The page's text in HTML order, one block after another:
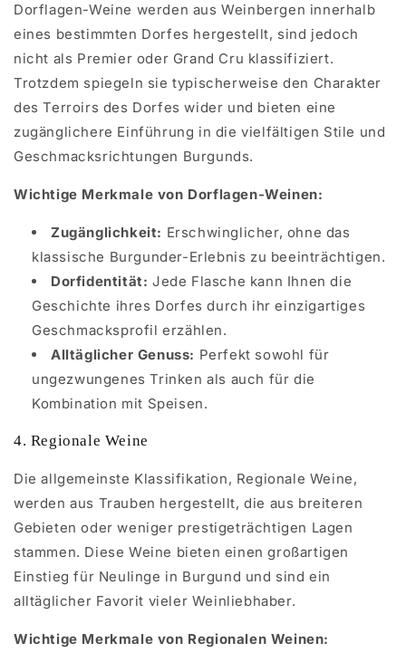
Dorflagen-Weine werden aus Weinbergen innerhalb
eines bestimmten Dorfes hergestellt, sind jedoch
nicht als Premier oder Grand Cru klassifiziert.
Trotzdem spiegeln sie typischerweise den Charakter
des Terroirs des Dorfes wider und bieten eine
zugänglichere Einführung in die vielfältigen Stile und
Geschmacksrichtungen Burgunds.
Wichtige Merkmale von Dorflagen-Weinen:
Zugänglichkeit: Erschwinglicher, ohne das
klassische Burgunder-Erlebnis zu beeinträchtigen.
Dorfidentität: Jede Flasche kann Ihnen die
Geschichte ihres Dorfes durch ihr einzigartiges
Geschmacksprofil erzählen.
Alltäglicher Genuss: Perfekt sowohl für
ungezwungenes Trinken als auch für die
Kombination mit Speisen.
4. Regionale Weine
Die allgemeinste Klassifikation, Regionale Weine,
werden aus Trauben hergestellt, die aus breiteren
Gebieten oder weniger prestigeträchtigen Lagen
stammen. Diese Weine bieten einen großartigen
Einstieg für Neulinge in Burgund und sind ein
alltäglicher Favorit vieler Weinliebhaber.
Wichtige Merkmale von Regionalen Weinen: